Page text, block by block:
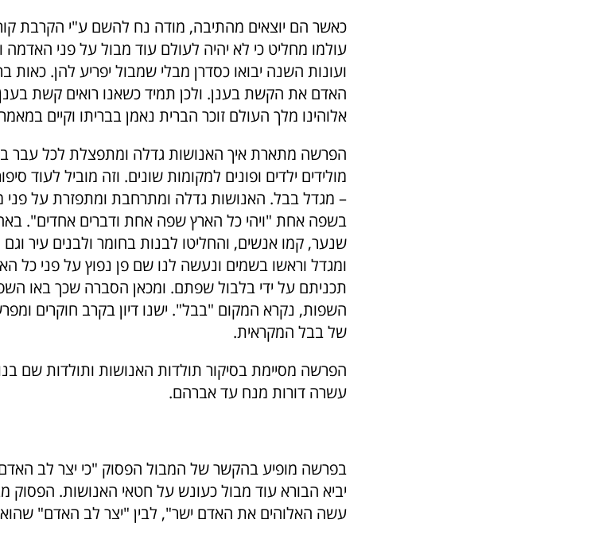
כאשר הם יוצאים מהתיבה, מודה נח להשם ע"י הקרבת
עולמו מחליט כי לא יהיה לעולם עוד מבול על פני
ועונות השנה יבואו כסדרן מבלי שמבול יפריע להן. כאות
האדם את הקשת בענן. ולכן תמיד כשאנו רואים קשת
אלוהינו מלך העולם זוכר הברית נאמן בבריתו וקיים
הפרשה מתארת איך האנושות גדלה ומתפצלת לכל עבר
מולידים ילדים ופונים למקומות שונים. וזה מוביל לעוד
– מגדל בבל. האנושות גדלה ומתרחבת ומתפזרת על פני
בשפה אחת "ויהי כל הארץ שפה אחת ודברים אחדים".
שנער, קמו אנשים, והחליטו לבנות בחומר ולבנים עיר
ומגדל וראשו בשמים ונעשה לנו שם פן נפוץ על פני
תכניתם על ידי בלבול שפתם. ומכאן הסברה שכך באו
השפות, נקרא המקום "בבל". ישנו דיון בקרב חוקרים
של בבל המקראית.
הפרשה מסיימת בסיקור תולדות האנושות ותולדות שם
עשרה דורות מנח עד אברהם.
בפרשה מופיע בהקשר של המבול הפסוק "כי יצר לב
יביא הבורא עוד מבול כעונש על חטאי האנושות. הפסוק
עשה האלוהים את האדם ישר", לבין "יצר לב האדם" שהוא